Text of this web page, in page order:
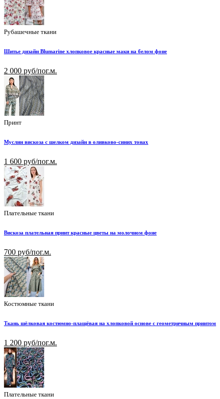
Рубашечные ткани
Шитье дизайн Blumarine хлопковое красные маки на белом фоне
2 000 руб/пог.м.
Принт
Муслин вискоза с шелком дизайн в оливково-синих тонах
1 600 руб/пог.м.
Плательные ткани
Вискоза плательная принт красные цветы на молочном фоне
700 руб/пог.м.
Костюмные ткани
Ткань шёлковая костюмно-плащёвая на хлопковой основе с геометричным принтом
1 200 руб/пог.м.
Плательные ткани